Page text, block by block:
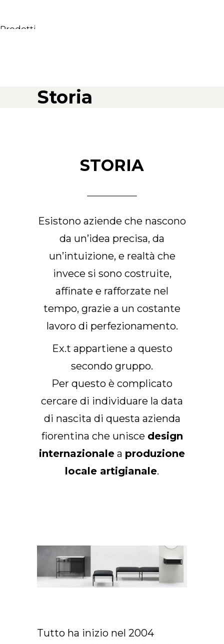
Prodotti
Contenitori
Collezioni
Arco Collection
Collezione Frieze
Collezione Nouveau
Collezione Rest
Collezione Ribbon
Collezione Stand
Swing Collection
Storia
STORIA
Esistono aziende che nascono
da un’idea precisa, da
un’intuizione, e realtà che
invece si sono costruite,
affinate e rafforzate nel
tempo, grazie a un costante
lavoro di perfezionamento.
Ex.t appartiene a questo
secondo gruppo.
Per questo è complicato
cercare di individuare la data
di nascita di questa azienda
fiorentina che unisce design
internazionale a produzione
locale artigianale.
Tutto ha inizio nel 2004